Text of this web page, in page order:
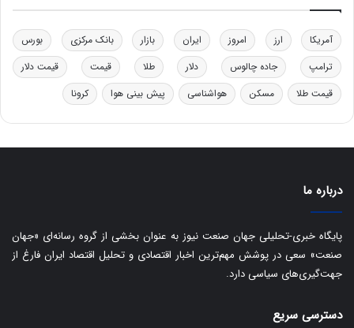
د
خ
و
د
ر
و
ی
ک
ی
ف
ی
آمریکا ارز امروز ایران بازار بانک مرکزی
بورس
ترامپ
جاده چالوس دلار طلا قیمت
قیمت دلار
قیمت طلا
مسکن هواشناسی پیش بینی هوا کرونا
درباره ما
پایگاه خبری-تحلیلی جهان صنعت نیوز به عنوان بخشی از گروه رسانه‌ای «جهان
صنعت» سعی در پوشش مهم‌ترین اخبار اقتصادی و تحلیل اقتصاد ایران فارغ از
جهت‌گیری‌های سیاسی دارد.
دسترسی سریع